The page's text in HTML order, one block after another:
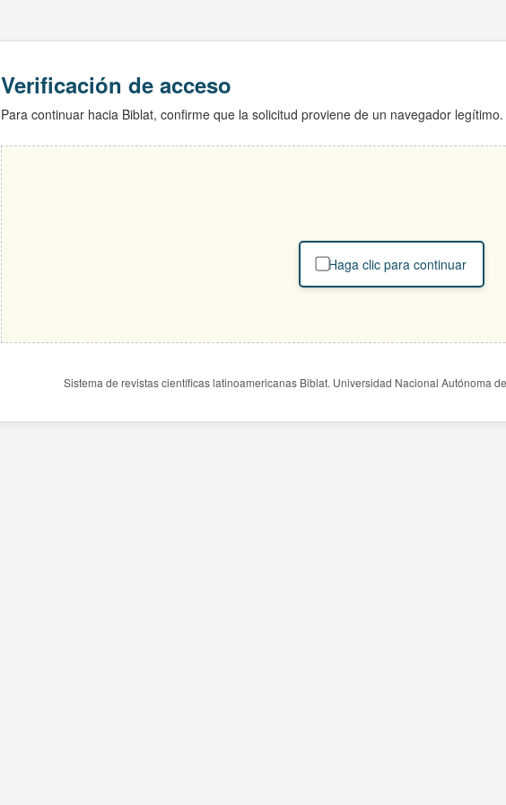
Verificación de acceso
Para continuar hacia Biblat, confirme que la solicitud proviene de un navegador legítimo.
Haga clic para continuar
Sistema de revistas científicas latinoamericanas Biblat. Universidad Nacional Autónoma